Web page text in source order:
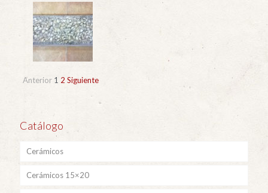
Anterior 1 2 Siguiente
Catálogo
Cerámicos
Cerámicos 15×20